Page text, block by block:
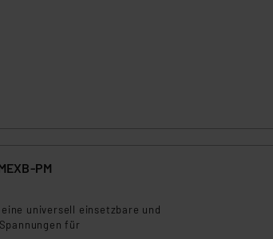
PM
universell einsetzbare und
für